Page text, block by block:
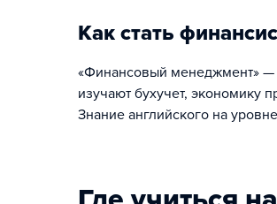
Как стать
«Финансовый менеджмент» —
изучают бухучет, экономику
Знание английского на